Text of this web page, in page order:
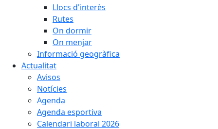
Llocs d'interès
Rutes
On dormir
On menjar
Informació geogràfica
Actualitat
Avisos
Notícies
Agenda
Agenda esportiva
Calendari laboral 2026